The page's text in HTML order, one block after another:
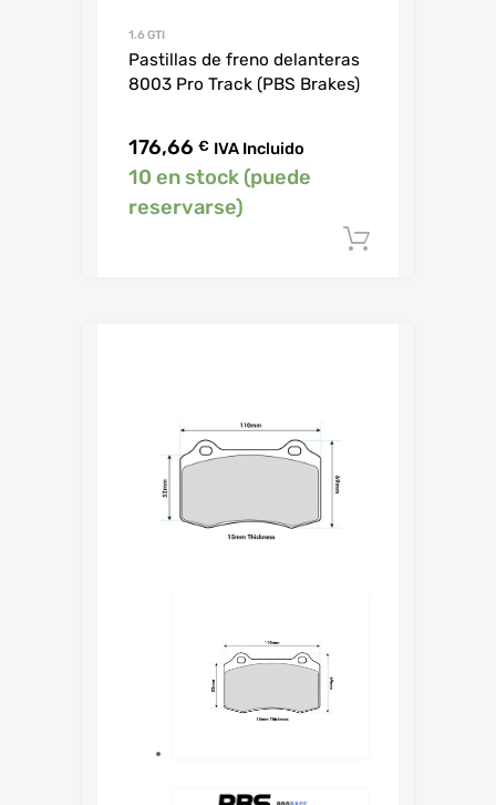
1.6 GTI
Pastillas de freno delanteras
8003 Pro Track (PBS Brakes)
176,66 € IVA Incluido
10 en stock (puede
reservarse)